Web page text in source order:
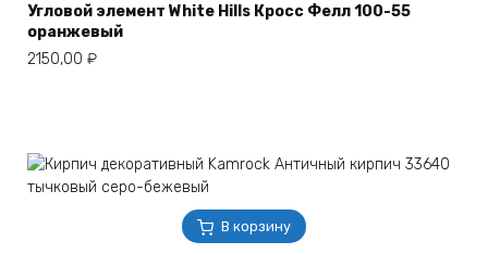
Угловой элемент White Hills Кросс Фелл 100-55
оранжевый
2150,00 ₽
В корзину